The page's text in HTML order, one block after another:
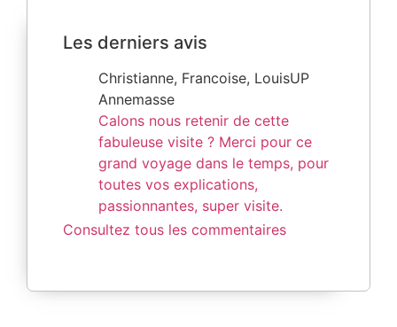
Les derniers avis
Christianne, Francoise, LouisUP
Annemasse
Calons nous retenir de cette
fabuleuse visite ? Merci pour ce
grand voyage dans le temps, pour
toutes vos explications,
passionnantes, super visite.
Consultez tous les commentaires